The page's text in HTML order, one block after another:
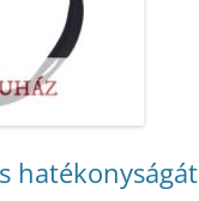
hatékonyságát